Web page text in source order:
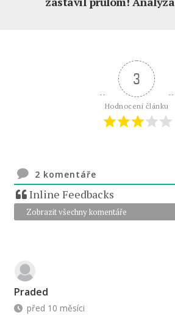
3
Hodnocení článku
2 komentáře
Inline Feedbacks
Zobrazit všechny komentáře
Praded
před 10 měsíci